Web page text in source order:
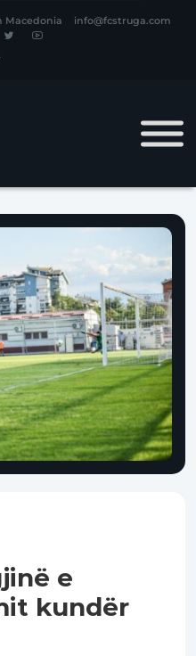
Macedonia info@fcstruga.com
e
kundër